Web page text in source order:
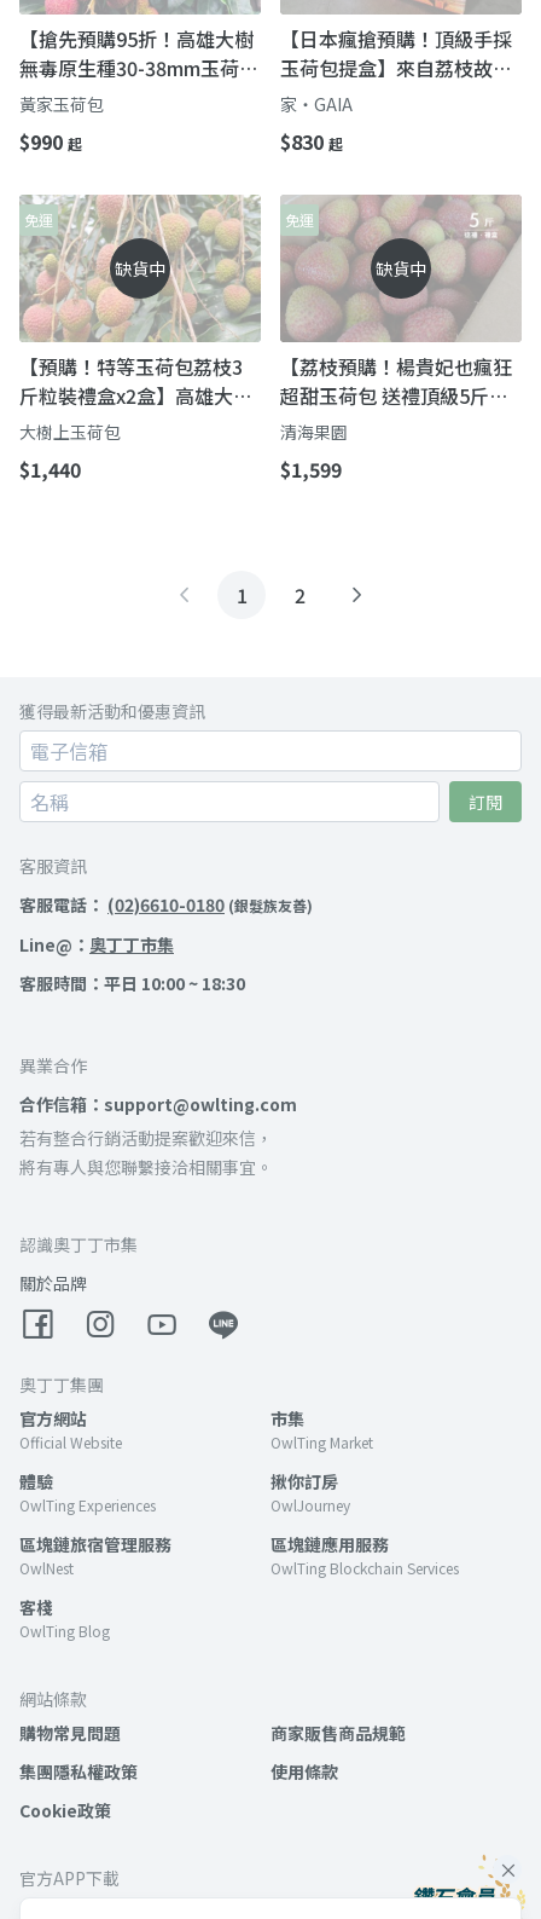
【搶先預購95折！高雄大樹
無毒原生種30-38mm玉荷包
提盒】爆甜多汁・Q彈細緻
黃家玉荷包
$990 起
【日本瘋搶預購！頂級手採
玉荷包提盒】來自荔枝故鄉-
高雄大樹的果中皇后
家‧GAIA
$830 起
缺貨中
免運
【預購！特等玉荷包荔枝3
斤粒裝禮盒x2盒】高雄大樹
鮮採直送
大樹上玉荷包
$1,440
缺貨中
免運
【荔枝預購！楊貴妃也瘋狂
超甜玉荷包 送禮頂級5斤
裝】晶瑩剔透又多汁 期間限
定預購中！
清海果園
$1,599
1 2
獲得最新活動和優惠資訊
訂閱
客服資訊
客服電話： (02)6610-0180 (銀髮族友善)
Line@： 奧丁丁市集
客服時間：平日 10:00 ~ 18:30
異業合作
合作信箱：support@owlting.com
若有整合行銷活動提案歡迎來信，
將有專人與您聯繫接洽相關事宜。
認識奧丁丁市集
關於品牌
奧丁丁集團
官方網站
Official Website
市集
OwlTing Market
體驗
OwlTing Experiences
揪你訂房
OwlJourney
區塊鏈旅宿管理服務
OwlNest
區塊鏈應用服務
OwlTing Blockchain Services
客棧
OwlTing Blog
網站條款
購物常見問題
商家販售商品規範
集團隱私權政策
使用條款
Cookie政策
官方APP下載